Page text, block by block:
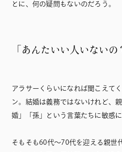
とに、何の疑問もないのだろう。
「あんたいい人いないの
アラサーくらいになれば聞こえて
ン。結婚は義務ではないけれど、
婚」「孫」という言葉たちに敏感
そもそも60代〜70代を迎える親世